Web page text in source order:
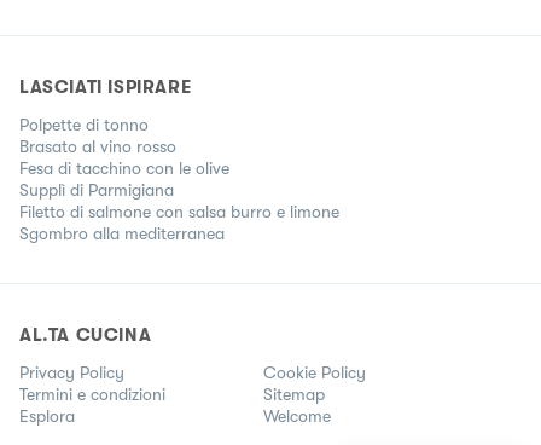
LASCIATI ISPIRARE
Polpette di tonno
Brasato al vino rosso
Fesa di tacchino con le olive
Supplì di Parmigiana
Filetto di salmone con salsa burro e limone
Sgombro alla mediterranea
AL.TA CUCINA
Privacy Policy
Cookie Policy
Termini e condizioni
Sitemap
Esplora
Welcome